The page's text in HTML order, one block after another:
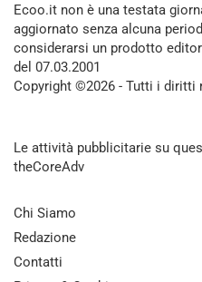
Ecoo.it non è una testata
aggiornato senza alcuna
considerarsi un prodotto
del 07.03.2001
Copyright ©2026 - Tutti i diritti
Le attività pubblicitarie su
theCoreAdv
Chi Siamo
Redazione
Contatti